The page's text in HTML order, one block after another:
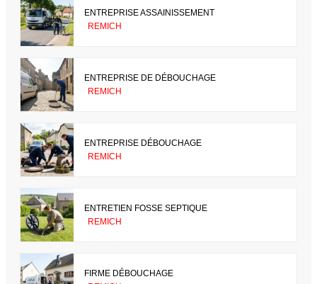
ENTREPRISE ASSAINISSEMENT
REMICH
ENTREPRISE DE DÉBOUCHAGE
REMICH
ENTREPRISE DÉBOUCHAGE
REMICH
ENTRETIEN FOSSE SEPTIQUE
REMICH
FIRME DÉBOUCHAGE